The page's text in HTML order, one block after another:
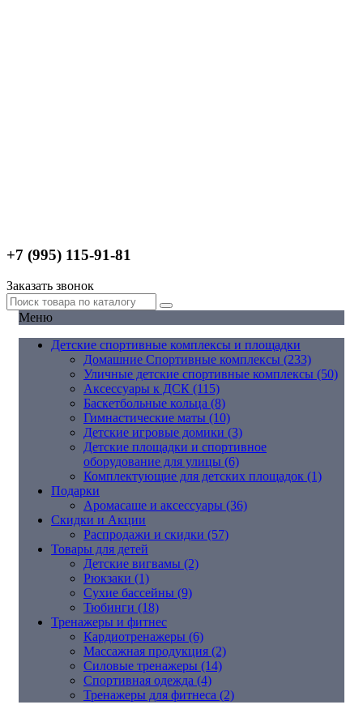
+7 (995) 115-91-81
Заказать звонок
Меню
Детские спортивные комплексы и площадки
Домашние Спортивные комплексы (233)
Уличные детские спортивные комплексы (50)
Аксессуары к ДСК (115)
Баскетбольные кольца (8)
Гимнастические маты (10)
Детские игровые домики (3)
Детские площадки и спортивное
оборудование для улицы (6)
Комплектующие для детских площадок (1)
Подарки
Аромасаше и аксессуары (36)
Скидки и Акции
Распродажи и скидки (57)
Товары для детей
Детские вигвамы (2)
Рюкзаки (1)
Сухие бассейны (9)
Тюбинги (18)
Тренажеры и фитнес
Кардиотренажеры (6)
Массажная продукция (2)
Силовые тренажеры (14)
Спортивная одежда (4)
Тренажеры для фитнеса (2)